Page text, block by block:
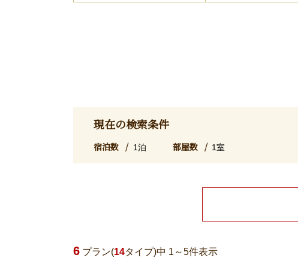
現在の検索条件
宿泊数 1泊 部屋数 1室
6 プラン(14タイプ)中 1～5件表示